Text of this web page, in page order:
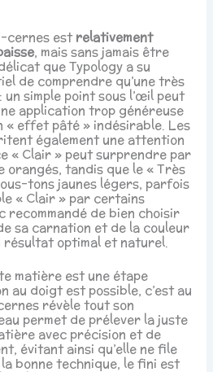
cernes estrelativement
, mais sans jamais être
que Typology a su
de comprendre qu’une très
simple point sous l’œil peut
application trop généreuse
effet pâté » indésirable. Les
également une attention
« Clair » peut surprendre par
orangés, tandis que le « Très
tons jaunes légers, parfois
« Clair » par certains
recommandé de bien choisir
sa carnation et de la couleur
résultat optimal et naturel.
matière est une étape
au doigt est possible, c’est au
révèle tout son
permet de prélever la juste
avec précision et de
évitant ainsi qu’elle ne file
bonne technique, le fini est